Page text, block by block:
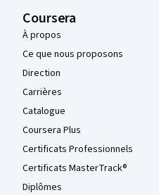
Coursera
À propos
Ce que nous proposons
Direction
Carrières
Catalogue
Coursera Plus
Certificats Professionnels
Certificats MasterTrack®
Diplômes